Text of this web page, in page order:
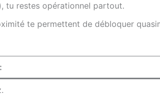
tu restes opérationnel partout.
te permettent de débloquer